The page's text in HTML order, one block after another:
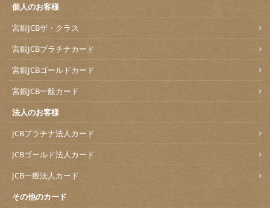
個人のお客様
宮銀JCBザ・クラス
宮銀JCBプラチナカード
宮銀JCBゴールドカード
宮銀JCB一般カード
法人のお客様
JCBプラチナ法人カード
JCBゴールド法人カード
JCB一般法人カード
その他のカード